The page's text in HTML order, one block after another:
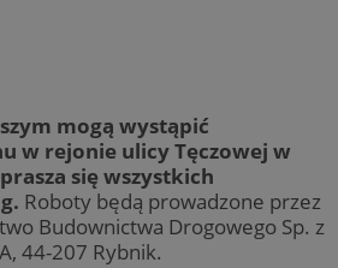
mogą wystąpić
w rejonie ulicy Tęczowej w
się wszystkich
Roboty będą prowadzone przez
Budownictwa Drogowego Sp. z
44-207 Rybnik.